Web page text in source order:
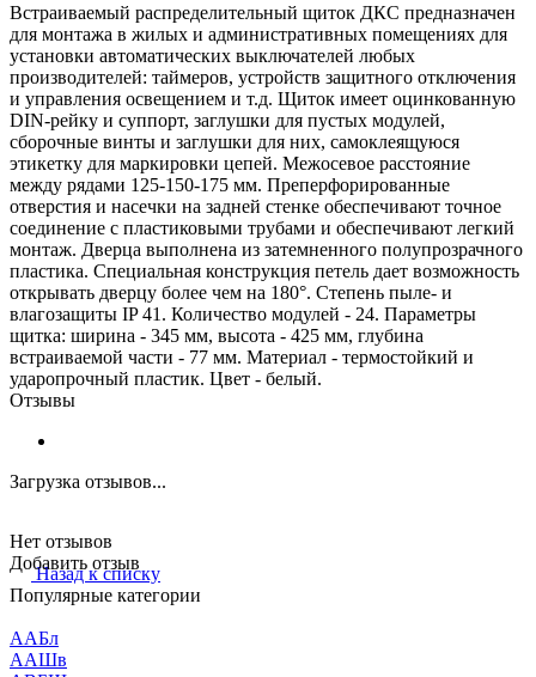
Встраиваемый распределительный щиток ДКС предназначен
для монтажа в жилых и административных помещениях для
установки автоматических выключателей любых
производителей: таймеров, устройств защитного отключения
и управления освещением и т.д. Щиток имеет оцинкованную
DIN-рейку и суппорт, заглушки для пустых модулей,
сборочные винты и заглушки для них, самоклеящуюся
этикетку для маркировки цепей. Межосевое расстояние
между рядами 125-150-175 мм. Преперфорированные
отверстия и насечки на задней стенке обеспечивают точное
соединение с пластиковыми трубами и обеспечивают легкий
монтаж. Дверца выполнена из затемненного полупрозрачного
пластика. Специальная конструкция петель дает возможность
открывать дверцу более чем на 180°. Степень пыле- и
влагозащиты IP 41. Количество модулей - 24. Параметры
щитка: ширина - 345 мм, высота - 425 мм, глубина
встраиваемой части - 77 мм. Материал - термостойкий и
ударопрочный пластик. Цвет - белый.
Отзывы
Загрузка отзывов...
Нет отзывов
Добавить отзыв
Назад к списку
Популярные категории
ААБл
ААШв